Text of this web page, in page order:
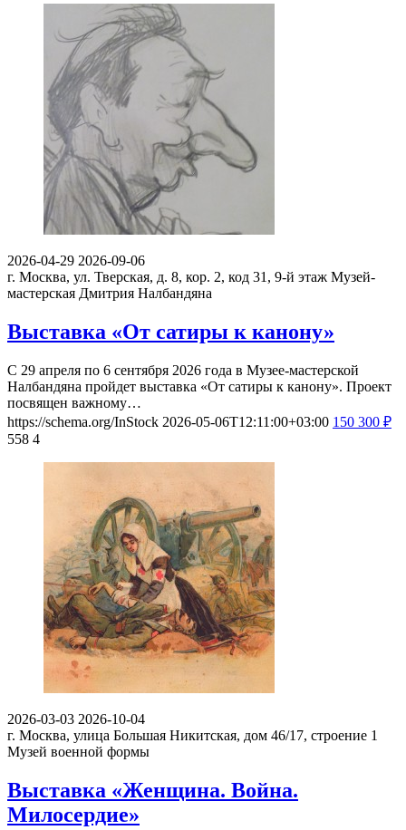
2026-04-29 2026-09-06
г. Москва, ул. Тверская, д. 8, кор. 2, код 31, 9-й этаж Музей-
мастерская Дмитрия Налбандяна
Выставка «От сатиры к канону»
С 29 апреля по 6 сентября 2026 года в Музее-мастерской
Налбандяна пройдет выставка «От сатиры к канону». Проект
посвящен важному…
https://schema.org/InStock 2026-05-06T12:11:00+03:00 150 300 ₽
558 4
2026-03-03 2026-10-04
г. Москва, улица Большая Никитская, дом 46/17, строение 1
Музей военной формы
Выставка «Женщина. Война.
Милосердие»